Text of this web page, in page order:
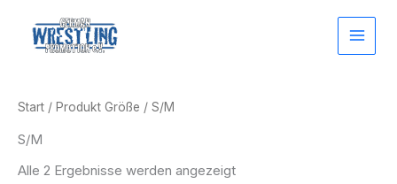
springen
Start / Produkt Größe / S/M
S/M
Alle 2 Ergebnisse werden angezeigtNach